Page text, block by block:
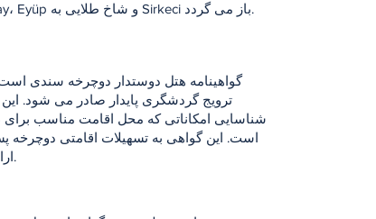
در اطراف Cibali، Fener، Balat، Ayvansaray، Eyüp و شاخ طلایی به Sirkeci باز می گردد.
گواهینامه هتل دوستدار دوچرخه سندی
ترویج گردشگری پایدار صادر می شود.
شناسایی امکاناتی که محل اقامت مناسب برای
است. این گواهی به تسهیلات اقامتی
ارائه دهند که معیارهای خاصی را داشته باشند.